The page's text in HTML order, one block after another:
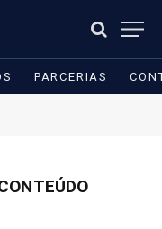
PARCERIAS